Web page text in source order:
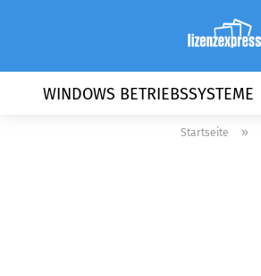
WINDOWS BETRIEBSSYSTEME
Startseite »